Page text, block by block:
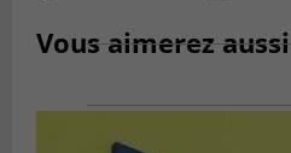
Vous aimerez aussi